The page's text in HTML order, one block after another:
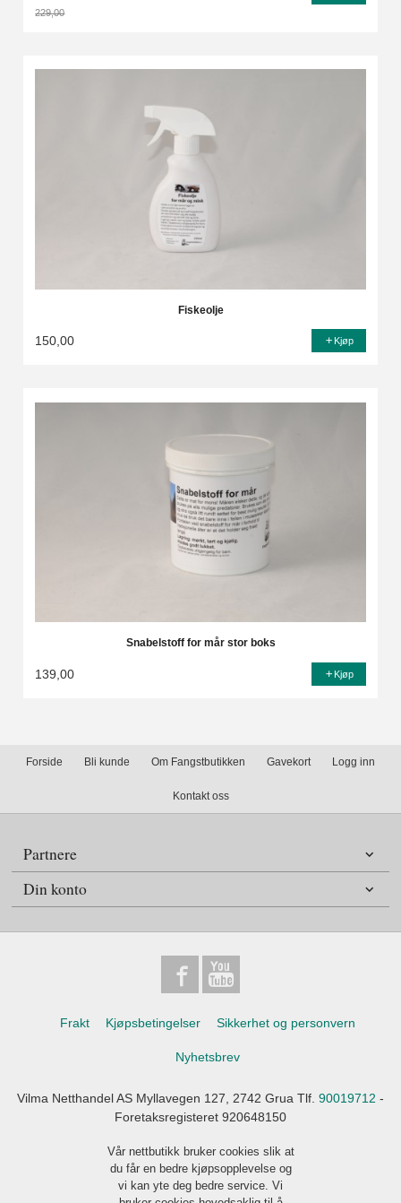
229,00
Fiskeolje
150,00 Kjøp
Snabelstoff for mår stor boks
139,00 Kjøp
Forside Bli kunde Om Fangstbutikken Gavekort Logg inn
Kontakt oss
Partnere
Din konto
Frakt Kjøpsbetingelser Sikkerhet og personvern
Nyhetsbrev
Vilma Netthandel AS Myllavegen 127, 2742 Grua Tlf. 90019712 -
Foretaksregisteret 920648150
Vår nettbutikk bruker cookies slik at
du får en bedre kjøpsopplevelse og
vi kan yte deg bedre service. Vi